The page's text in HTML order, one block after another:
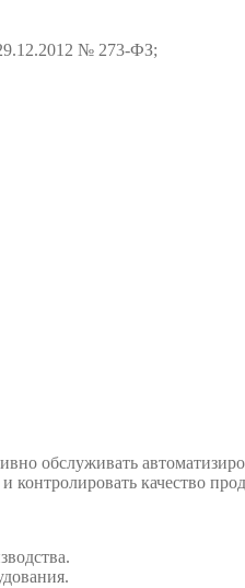
№ 273-ФЗ;
обслуживать
качество